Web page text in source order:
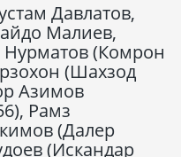
Давлатов,
Малиев,
Нурматов (Комрон
(Шахзод
Азимов
Рамз
(Далер
(Искандар